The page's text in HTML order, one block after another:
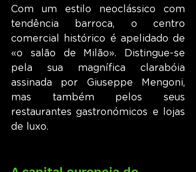
Com um estilo neoclássico com
tendência barroca, o centro
comercial histórico é apelidado de
«o salão de Milão». Distingue-se
pela sua magnífica clarabóia
assinada por Giuseppe Mengoni,
mas também pelos seus
restaurantes gastronómicos e lojas
de luxo.